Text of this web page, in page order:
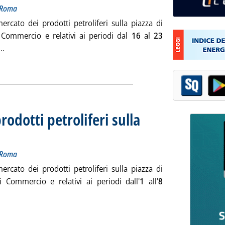
dei prodotti petroliferi sulla piazza di
e relativi ai periodi dal 16 al23
Leggi tutta la notizia: 'Listino dei prezzi dei prodotti
petroliferi sulla
della Camera di Commercio di Roma
14 febbraio 2013 alle 14.59.
dei prodotti petroliferi sulla piazza di
Commercio e relativi ai periodi dall'1 all'8
Leggi tutta la notizia: 'Listino dei prezzi dei prodotti petroliferi